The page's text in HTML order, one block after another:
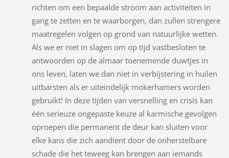
richten om een bepaalde stroom aan activiteiten in
gang te zetten en te waarborgen, dan zullen strengere
maatregelen volgen op grond van natuurlijke wetten.
Als we er niet in slagen om op tijd vastbesloten te
antwoorden op de almaar toenemende duwtjes in
ons leven, laten we dan niet in verbijstering in huilen
uitbarsten als er uiteindelijk mokerhamers worden
gebruikt! In deze tijden van versnelling en crisis kan
één serieuze ongepaste keuze al karmische gevolgen
oproepen die permanent de deur kan sluiten voor
elke kans die zich aandient door de onherstelbare
schade die het teweeg kan brengen aan iemands